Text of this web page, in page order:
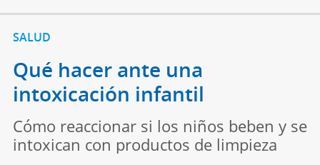
SALUD
Qué hacer ante una
intoxicación infantil
Cómo reaccionar si los niños beben y se
intoxican con productos de limpieza